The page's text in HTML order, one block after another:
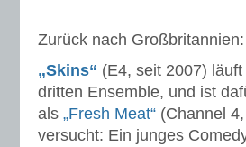
Zurück nach Großbritannien:
„Skins“ (E4, seit 2007)
dritten Ensemble, und ist
als „Fresh Meat“ (Channel
versucht: Ein junges